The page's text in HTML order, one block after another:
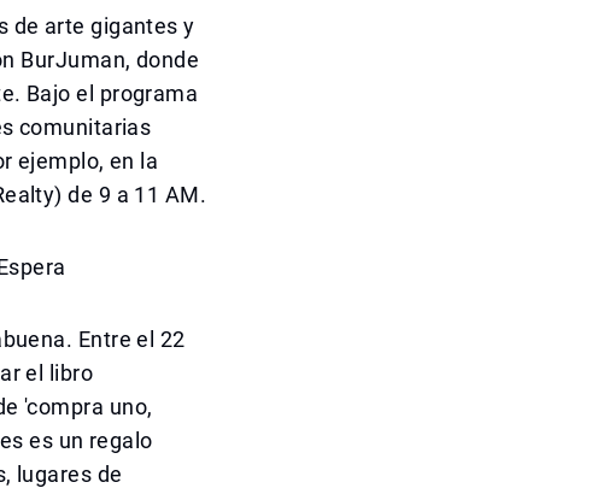
de arte gigantes y
BurJuman, donde
Bajo el programa
comunitarias
ejemplo, en la
de 9 a 11 AM.
Entre el 22
el libro
'compra uno,
es un regalo
lugares de